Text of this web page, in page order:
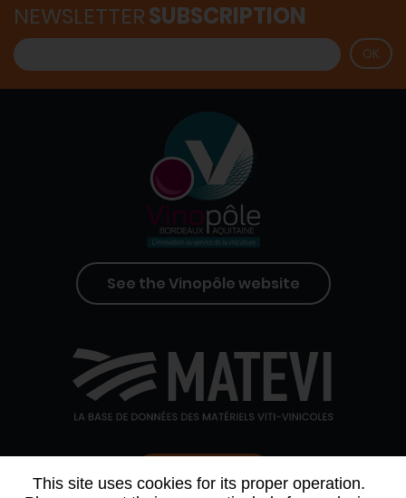
This site uses cookies for its proper operation.
NEWSLETTERSUBSCRIPTION
See the Vinopôle website
Contact us